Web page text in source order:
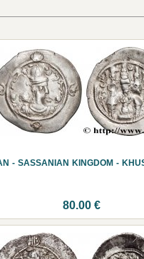
- SASSANIAN KINGDOM -
80.00 €